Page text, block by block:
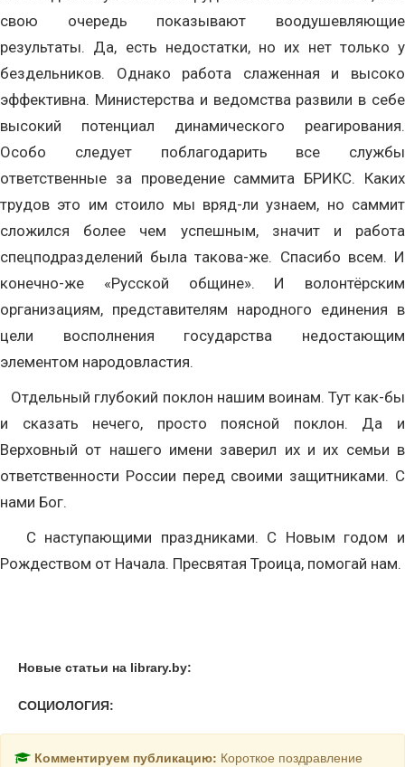
свою очередь показывают воодушевляющие
результаты. Да, есть недостатки, но их нет только у
бездельников. Однако работа слаженная и высоко
эффективна. Министерства и ведомства развили в себе
высокий потенциал динамического реагирования.
Особо следует поблагодарить все службы
ответственные за проведение саммита БРИКС. Каких
трудов это им стоило мы вряд-ли узнаем, но саммит
сложился более чем успешным, значит и работа
спецподразделений была такова-же. Спасибо всем. И
конечно-же «Русской общине». И волонтёрским
организациям, представителям народного единения в
цели восполнения государства недостающим
элементом народовластия.
Отдельный глубокий поклон нашим воинам. Тут как-бы
и сказать нечего, просто поясной поклон. Да и
Верховный от нашего имени заверил их и их семьи в
ответственности России перед своими защитниками. С
нами Бог.
С наступающими праздниками. С Новым годом и
Рождеством от Начала. Пресвятая Троица, помогай нам.
Новые статьи на library.by:
СОЦИОЛОГИЯ:
Комментируем публикацию: Короткое поздравление